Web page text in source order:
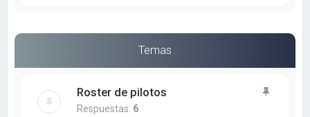
Temas
Roster de pilotos
Respuestas: 6